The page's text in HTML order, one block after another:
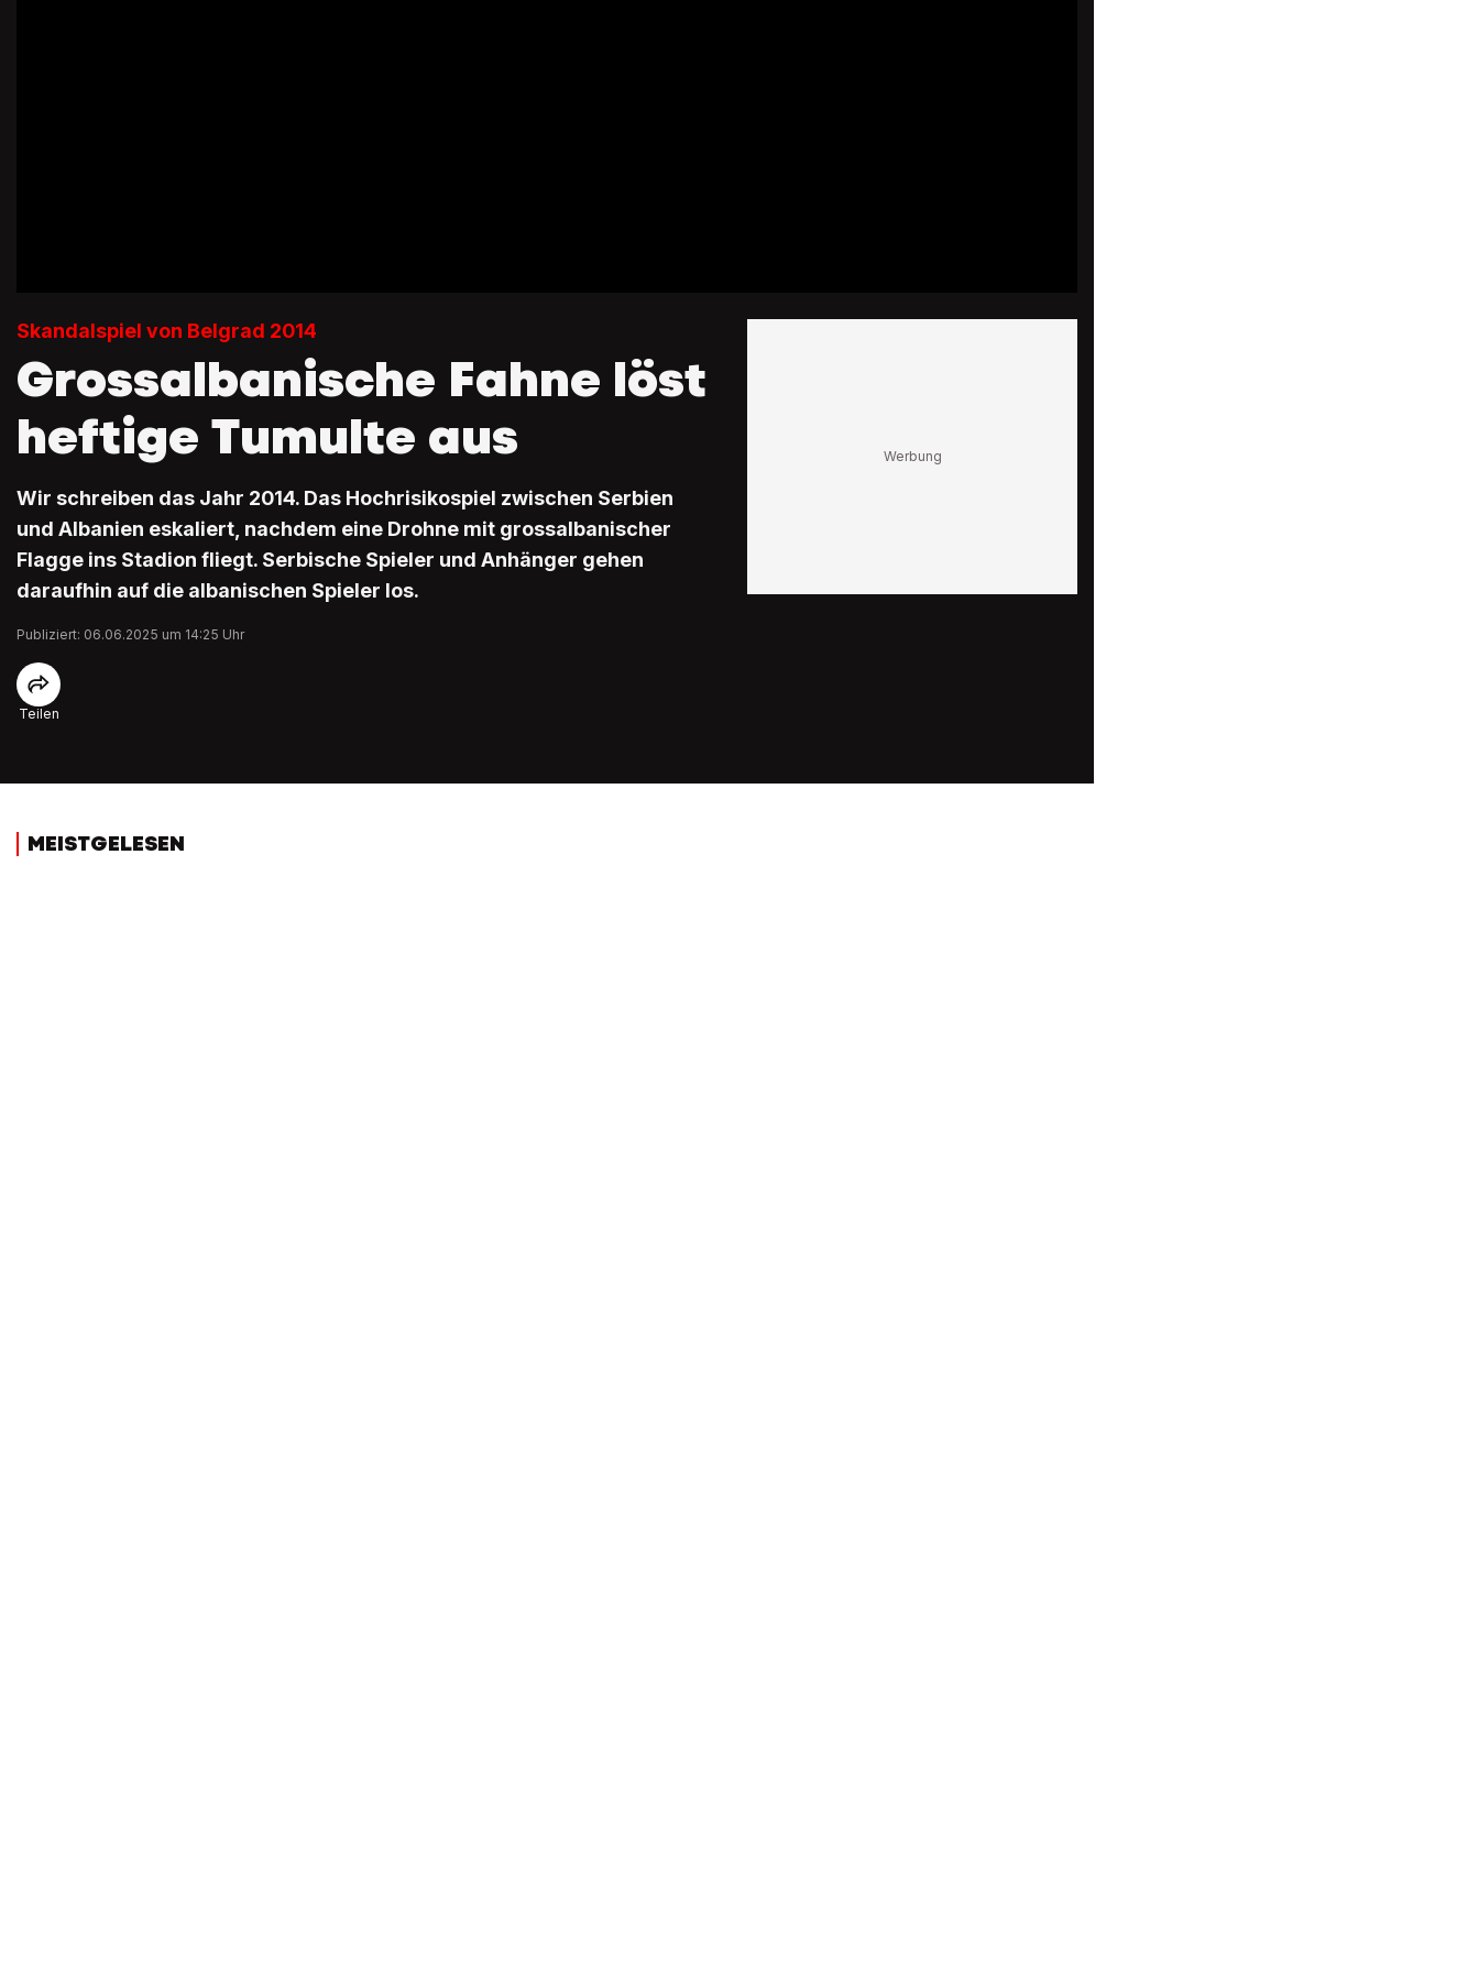
Skandalspiel von Belgrad 2014
Grossalbanische Fahne löst
heftige Tumulte aus
Wir schreiben das Jahr 2014. Das Hochrisikospiel zwischen Serbien
und Albanien eskaliert, nachdem eine Drohne mit grossalbanischer
Flagge ins Stadion fliegt. Serbische Spieler und Anhänger gehen
daraufhin auf die albanischen Spieler los.
Publiziert: 06.06.2025 um 14:25 Uhr
Teilen
MEISTGELESEN